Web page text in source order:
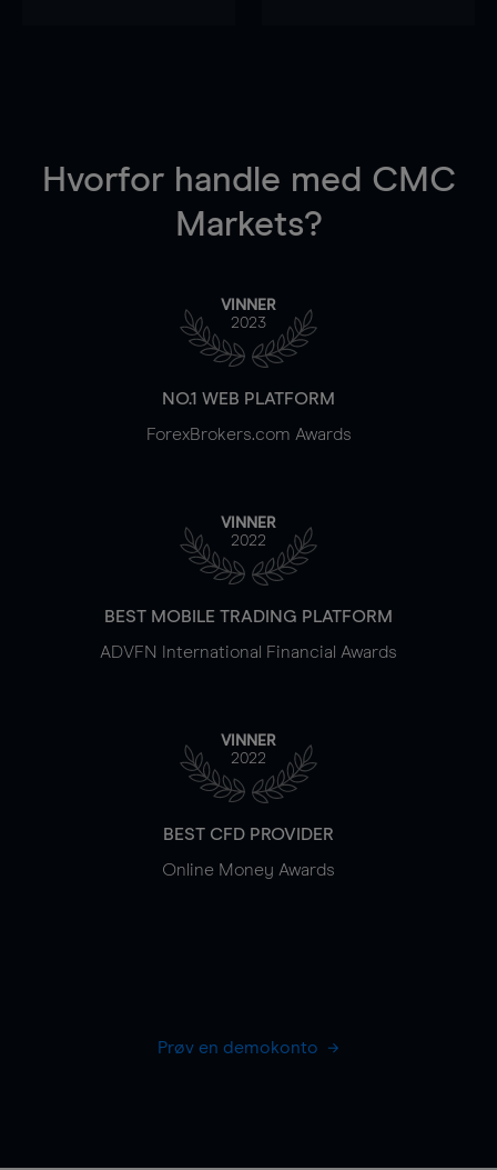
Hvorfor handle med CMC
Markets?
VINNER
2023
NO.1 WEB PLATFORM
ForexBrokers.com Awards
VINNER
2022
BEST MOBILE TRADING PLATFORM
ADVFN International Financial Awards
VINNER
2022
BEST CFD PROVIDER
Online Money Awards
Prøv en demokonto